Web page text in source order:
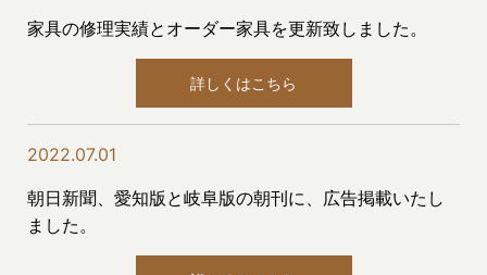
家具の修理実績とオーダー家具を更新致しました。
詳しくはこちら
2022.07.01
朝日新聞、愛知版と岐阜版の朝刊に、広告掲載いたし
ました。